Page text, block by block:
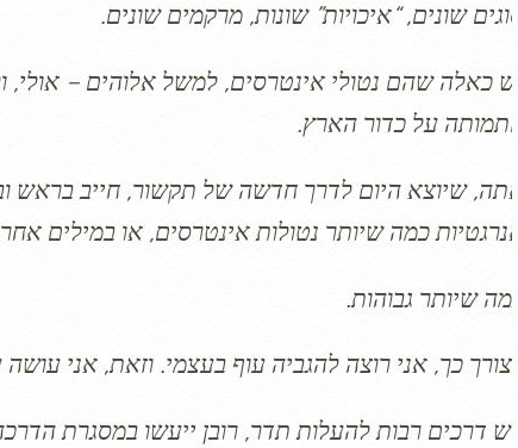
שונים, “איכויות” שונות, מרקמים שונים.
כאלה שהם נטולי אינטרסים, למשל אלוהים – אולי,
על כדור הארץ.
שיוצא היום לדרך חדשה של תקשור, חייב בראש
כמה שיותר נטולות אינטרסים, או במילים
שיותר גבוהות.
כך, אני רוצה להגביה עוף בעצמי. וזאת, אני
דרכים רבות להעלות תדר, רובן ייעשו במסגרת